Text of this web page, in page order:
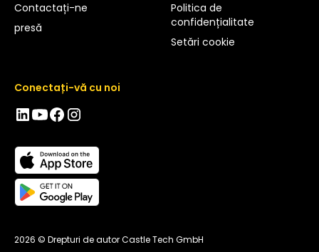
Contactați-ne
presă
Politica de
confidențialitate
Setări cookie
Conectați-vă cu noi
2026 © Drepturi de autor Castle Tech GmbH